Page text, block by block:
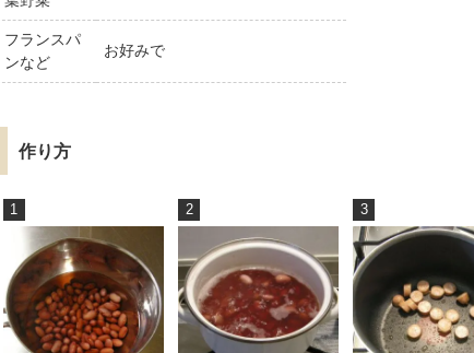
フランスパ
ンなど
お好みで
作り方
1 2 3